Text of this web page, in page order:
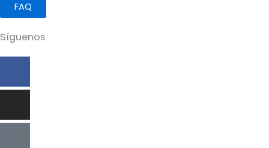
FAQ
Síguenos
Facebook-
Instagram
Icon-
Youtube